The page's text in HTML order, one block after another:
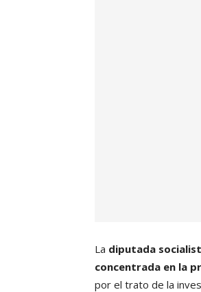
La diputada
concentrada en la
por el trato de la